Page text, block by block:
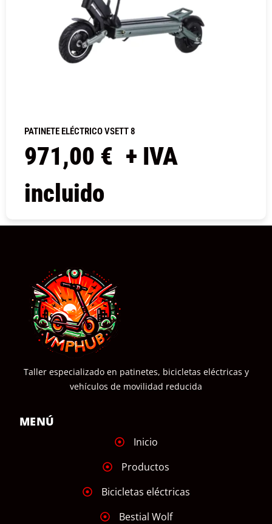
PATINETE ELÉCTRICO VSETT 8
971,00 € + IVA
incluido
Taller especializado en patinetes, bicicletas eléctricas y
vehículos de movilidad reducida
MENÚ
Inicio
Productos
Bicicletas eléctricas
Bestial Wolf